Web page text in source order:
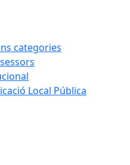
categories
Local Pública